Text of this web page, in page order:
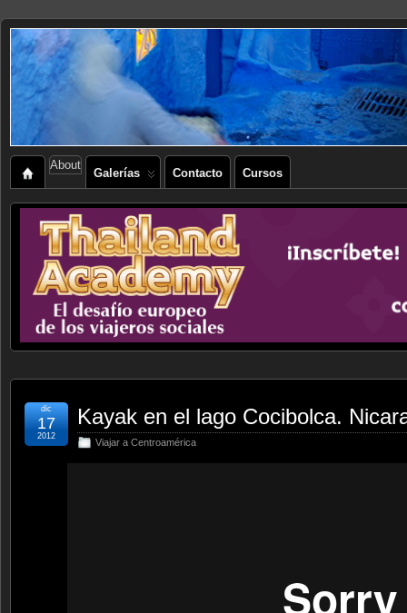
About
Galerías Contacto Cursos
Kayak en el lago Cocibolca.
Viajar a Centroamérica
dic
17
2012